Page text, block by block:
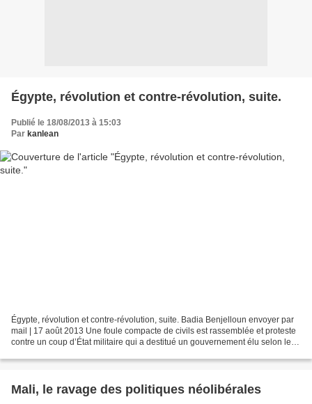
Égypte, révolution et contre-révolution, suite.
Publié le 18/08/2013 à 15:03
Par kanlean
Égypte, révolution et contre-révolution, suite. Badia Benjelloun envoyer par
mail | 17 août 2013 Une foule compacte de civils est rassemblée et proteste
contre un coup d’État militaire qui a destitué un gouvernement élu selon les
Mali, le ravage des politiques néolibérales